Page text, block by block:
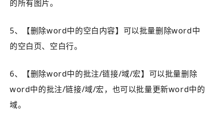
的所有图片。
5、【删除word中的空白内容】可以批量删除word中
的空白页、空白行。
6、【删除word中的批注/链接/域/宏】可以批量删除
word中的批注/链接/域/宏，也可以批量更新word中的
域。